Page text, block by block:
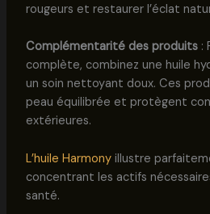
rougeurs et restaurer l’éclat
Complémentarité des produits:
complète, combinez une huile
un soin nettoyant doux. Ces
peau équilibrée et protègent
extérieures.
L’huile Harmonyillustre
concentrant les actifs
santé.